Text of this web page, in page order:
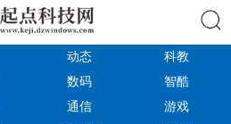
动态
科教
数码
智酷
通信
游戏